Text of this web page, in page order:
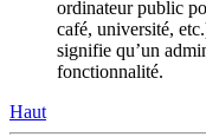
ordinateur public
café, université,
signifie qu’un
fonctionnalité.
Haut